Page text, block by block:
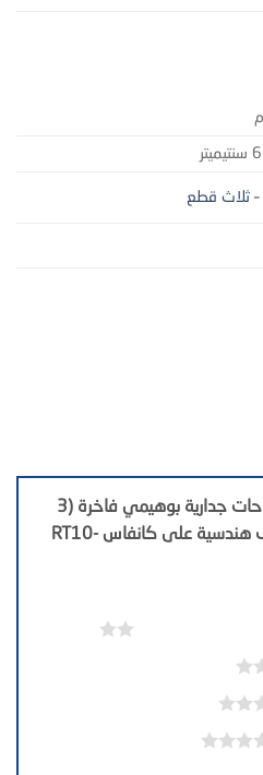
كن أول من يقيم “طقم لوحات جدارية بوهيمي فاخرة (3
قطع) – تصميم قمر وزخارف هندسية على كانفاس RT10-